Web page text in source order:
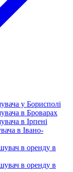
у Борисполі
в Броварах
в Ірпені
в Івано-
в оренду в
в оренду в